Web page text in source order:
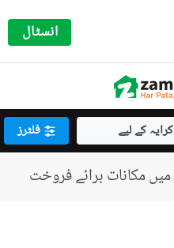
انسٹال
کرایہ کے لیے فلٹرز